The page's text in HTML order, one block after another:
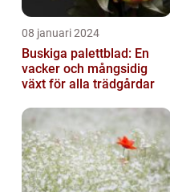
08 januari 2024
Buskiga palettblad: En
vacker och mångsidig
växt för alla trädgårdar